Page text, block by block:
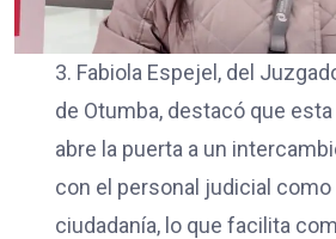
3. Fabiola Espejel, del
de Otumba, destacó que
abre la puerta a un
con el personal judicial como
ciudadanía, lo que facilita